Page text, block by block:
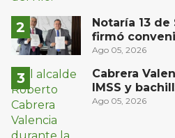
Notaría 13 de
firmó
Privada del
Ago 05, 2026
Cabrera
IMSS y
oriente de
Ago 05, 2026